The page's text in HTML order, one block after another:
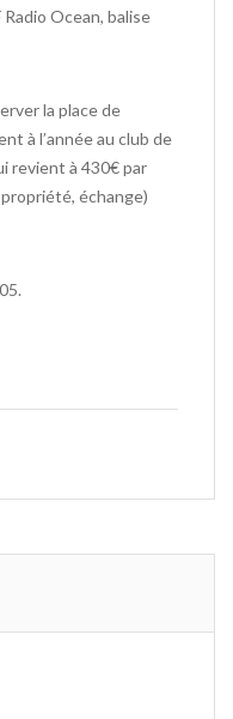
Ocean, balise
la place de
à l’année au club de
revient à 430€ par
échange)